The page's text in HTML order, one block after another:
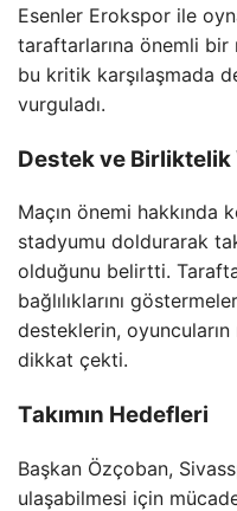
Esenler Erokspor ile
taraftarlarına önemli bir
bu kritik karşılaşmada
vurguladı.
Destek ve
Maçın önemi hakkında
stadyumu doldurarak
olduğunu belirtti.
bağlılıklarını
desteklerin, oyuncuların
dikkat çekti.
Takımın Hedefleri
Başkan Özçoban,
ulaşabilmesi için